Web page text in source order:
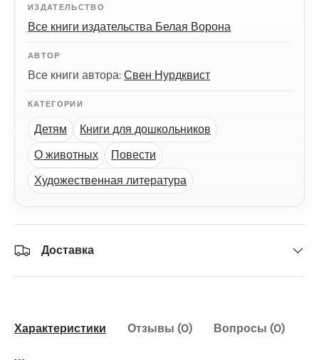
ИЗДАТЕЛЬСТВО
Все книги издательства Белая Ворона
АВТОР
Все книги автора:Свен Нурдквист
КАТЕГОРИИ
Детям
Книги для дошкольников
О животных
Повести
Художественная литература
Доставка
Характеристики Отзывы (0) Вопросы (0)